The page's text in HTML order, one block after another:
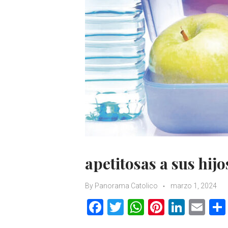
apetitosas a sus
By Panorama Catolico marzo 1, 2024
F T W Pi
nt
Li
n
E